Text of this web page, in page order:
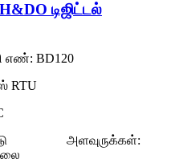
டிஜிட்டல்
எண்: BD120
RTU